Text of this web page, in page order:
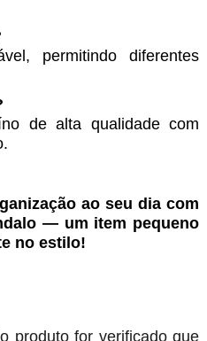
permitindo diferentes
de alta qualidade com
ao seu dia com
— um item pequeno
no estilo!
produto for verificado que